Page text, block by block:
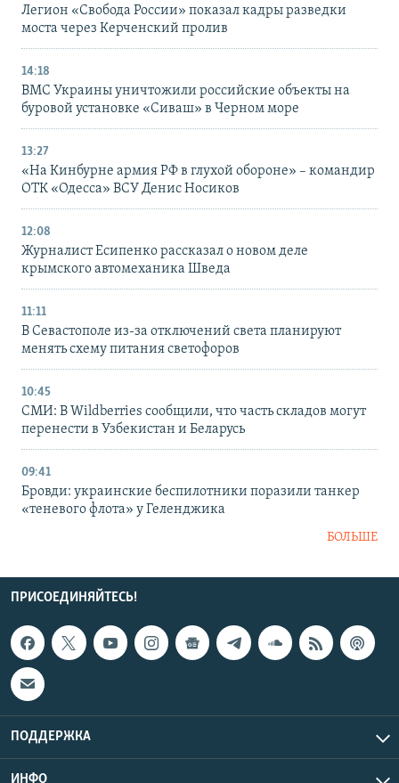
Легион «Свобода России» показал кадры разведки
моста через Керченский пролив
14:18
ВМС Украины уничтожили российские объекты на
буровой установке «Сиваш» в Черном море
13:27
«На Кинбурне армия РФ в глухой обороне» – командир
ОТК «Одесса» ВСУ Денис Носиков
12:08
Журналист Есипенко рассказал о новом деле
крымского автомеханика Шведа
11:11
В Севастополе из-за отключений света планируют
менять схему питания светофоров
10:45
СМИ: В Wildberries сообщили, что часть складов могут
перенести в Узбекистан и Беларусь
09:41
Бровди: украинские беспилотники поразили танкер
«теневого флота» у Геленджика
БОЛЬШЕ
ПРИСОЕДИНЯЙТЕСЬ!
ПОДДЕРЖКА
ИНФО